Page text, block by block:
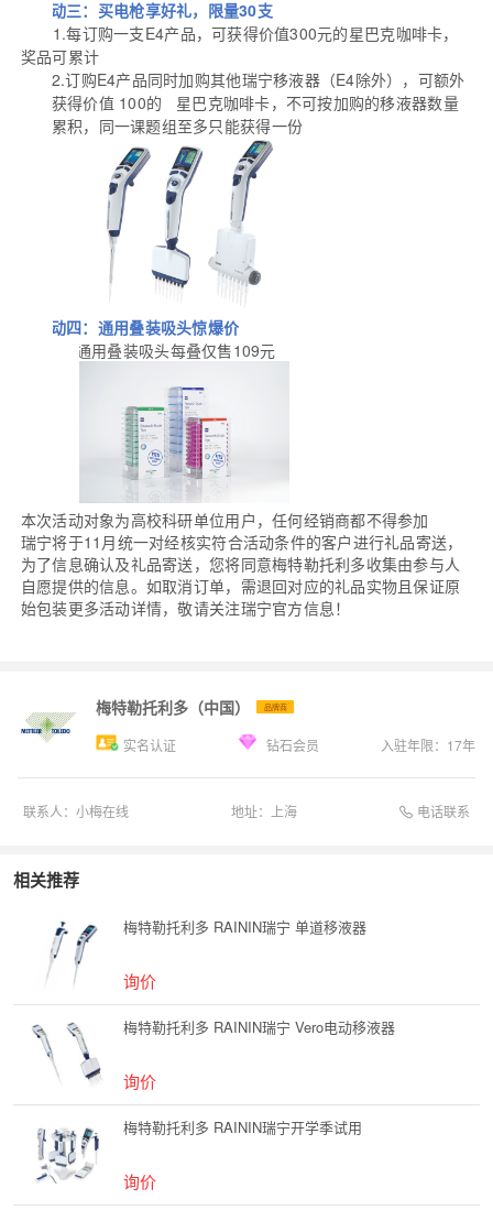
活动三：买电枪享好礼，限量30支
1.每订购一支E4产品，可获得价值300元的星巴克咖啡卡，
奖品可累计
2.订购E4产品同时加购其他瑞宁移液器（E4除外），可额外
获得价值 100的 星巴克咖啡卡，不可按加购的移液器数量
累积，同一课题组至多只能获得一份
活动四：通用叠装吸头惊爆价
通用叠装吸头每叠仅售109元
本次活动对象为高校科研单位用户，任何经销商都不得参加
瑞宁将于11月统一对经核实符合活动条件的客户进行礼品寄送，
为了信息确认及礼品寄送，您将同意梅特勒托利多收集由参与人
自愿提供的信息。如取消订单，需退回对应的礼品实物且保证原
始包装更多活动详情，敬请关注瑞宁官方信息！
梅特勒托利多（中国） 品牌商
实名认证 钻石会员 入驻年限： 17年
联系人： 小梅在线 地址： 上海 电话联系
相关推荐
梅特勒托利多 RAININ瑞宁 单道移液器
询价
梅特勒托利多 RAININ瑞宁 Vero电动移液器
询价
梅特勒托利多 RAININ瑞宁开学季试用
询价